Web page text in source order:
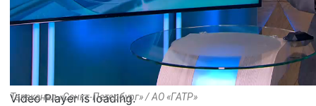
Video Player is loading.
Телеканал «Санкт-Петербург» / АО «ГАТР»